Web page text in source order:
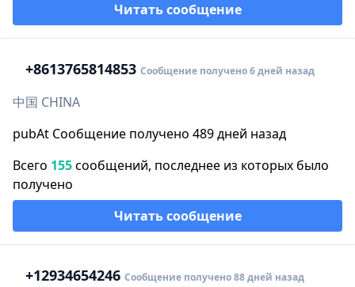
Читать сообщение
+8613765814853 Сообщение получено 6 дней назад
中国 CHINA
pubAt Сообщение получено 489 дней назад
Всего 155сообщений, последнее из которых было
получено
Читать сообщение
+12934654246 Сообщение получено 88 дней назад